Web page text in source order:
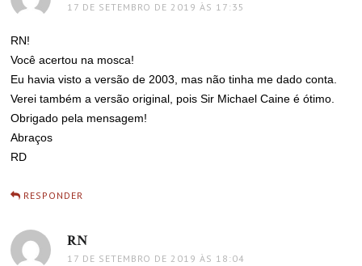
17 DE SETEMBRO DE 2019 ÀS 17:35
RN!
Você acertou na mosca!
Eu havia visto a versão de 2003, mas não tinha me dado conta.
Verei também a versão original, pois Sir Michael Caine é ótimo.
Obrigado pela mensagem!
Abraços
RD
RESPONDER
RN
17 DE SETEMBRO DE 2019 ÀS 18:04